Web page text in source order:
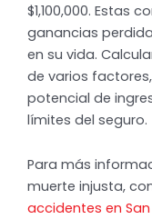
$1,100,000. Estas
ganancias
en su vida.
de varios
potencial de
límites del seguro.
Para más
muerte injusta,
accidentes en